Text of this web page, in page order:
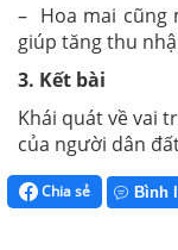
– Hoa mai cũng
giúp tăng thu
3. Kết bài
Khái quát về vai
của người dân
Chia sẻ Bình